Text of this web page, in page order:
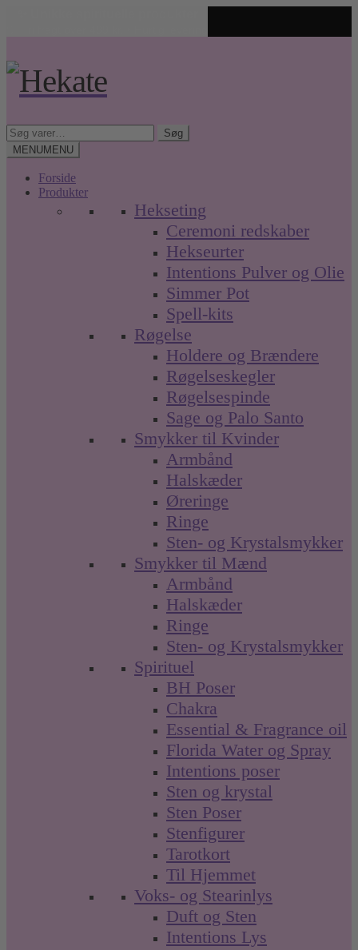
navigation
indhold
Søg
efter:
Søg
MENUMENU
Forside
Produkter
Hekseting
Ceremoni redskaber
Hekseurter
Intentions Pulver og Olie
Simmer Pot
Spell-kits
Røgelse
Holdere og Brændere
Røgelseskegler
Røgelsespinde
Sage og Palo Santo
Smykker til Kvinder
Armbånd
Halskæder
Øreringe
Ringe
Sten- og Krystalsmykker
Smykker til Mænd
Armbånd
Halskæder
Ringe
Sten- og Krystalsmykker
Spirituel
BH Poser
Chakra
Essential & Fragrance oil
Florida Water og Spray
Intentions poser
Sten og krystal
Sten Poser
Stenfigurer
Tarotkort
Til Hjemmet
Voks- og Stearinlys
Duft og Sten
Intentions Lys